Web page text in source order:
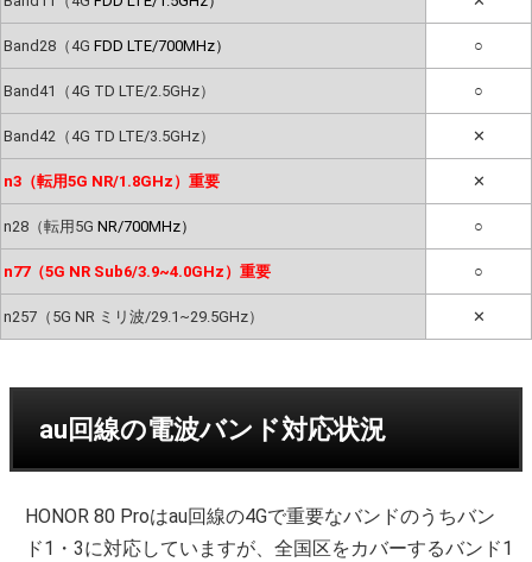
Band28（4G FDD LTE/700MHz） ○
Band41（4G TD LTE/2.5GHz） ○
Band42（4G TD LTE/3.5GHz） ✕
n3（転用5G NR/1.8GHz）重要 ✕
n28（転用5G NR/700MHz） ○
n77（5G NR Sub6/3.9~4.0GHz）重要 ○
n257（5G NR ミリ波/29.1~29.5GHz） ✕
au回線の電波バンド対応状況
HONOR 80 Proはau回線の4Gで重要なバンドのうちバン
ド1・3に対応していますが、全国区をカバーするバンド1